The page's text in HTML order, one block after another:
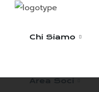
Chi Siamo
Area Soci
Area Soci